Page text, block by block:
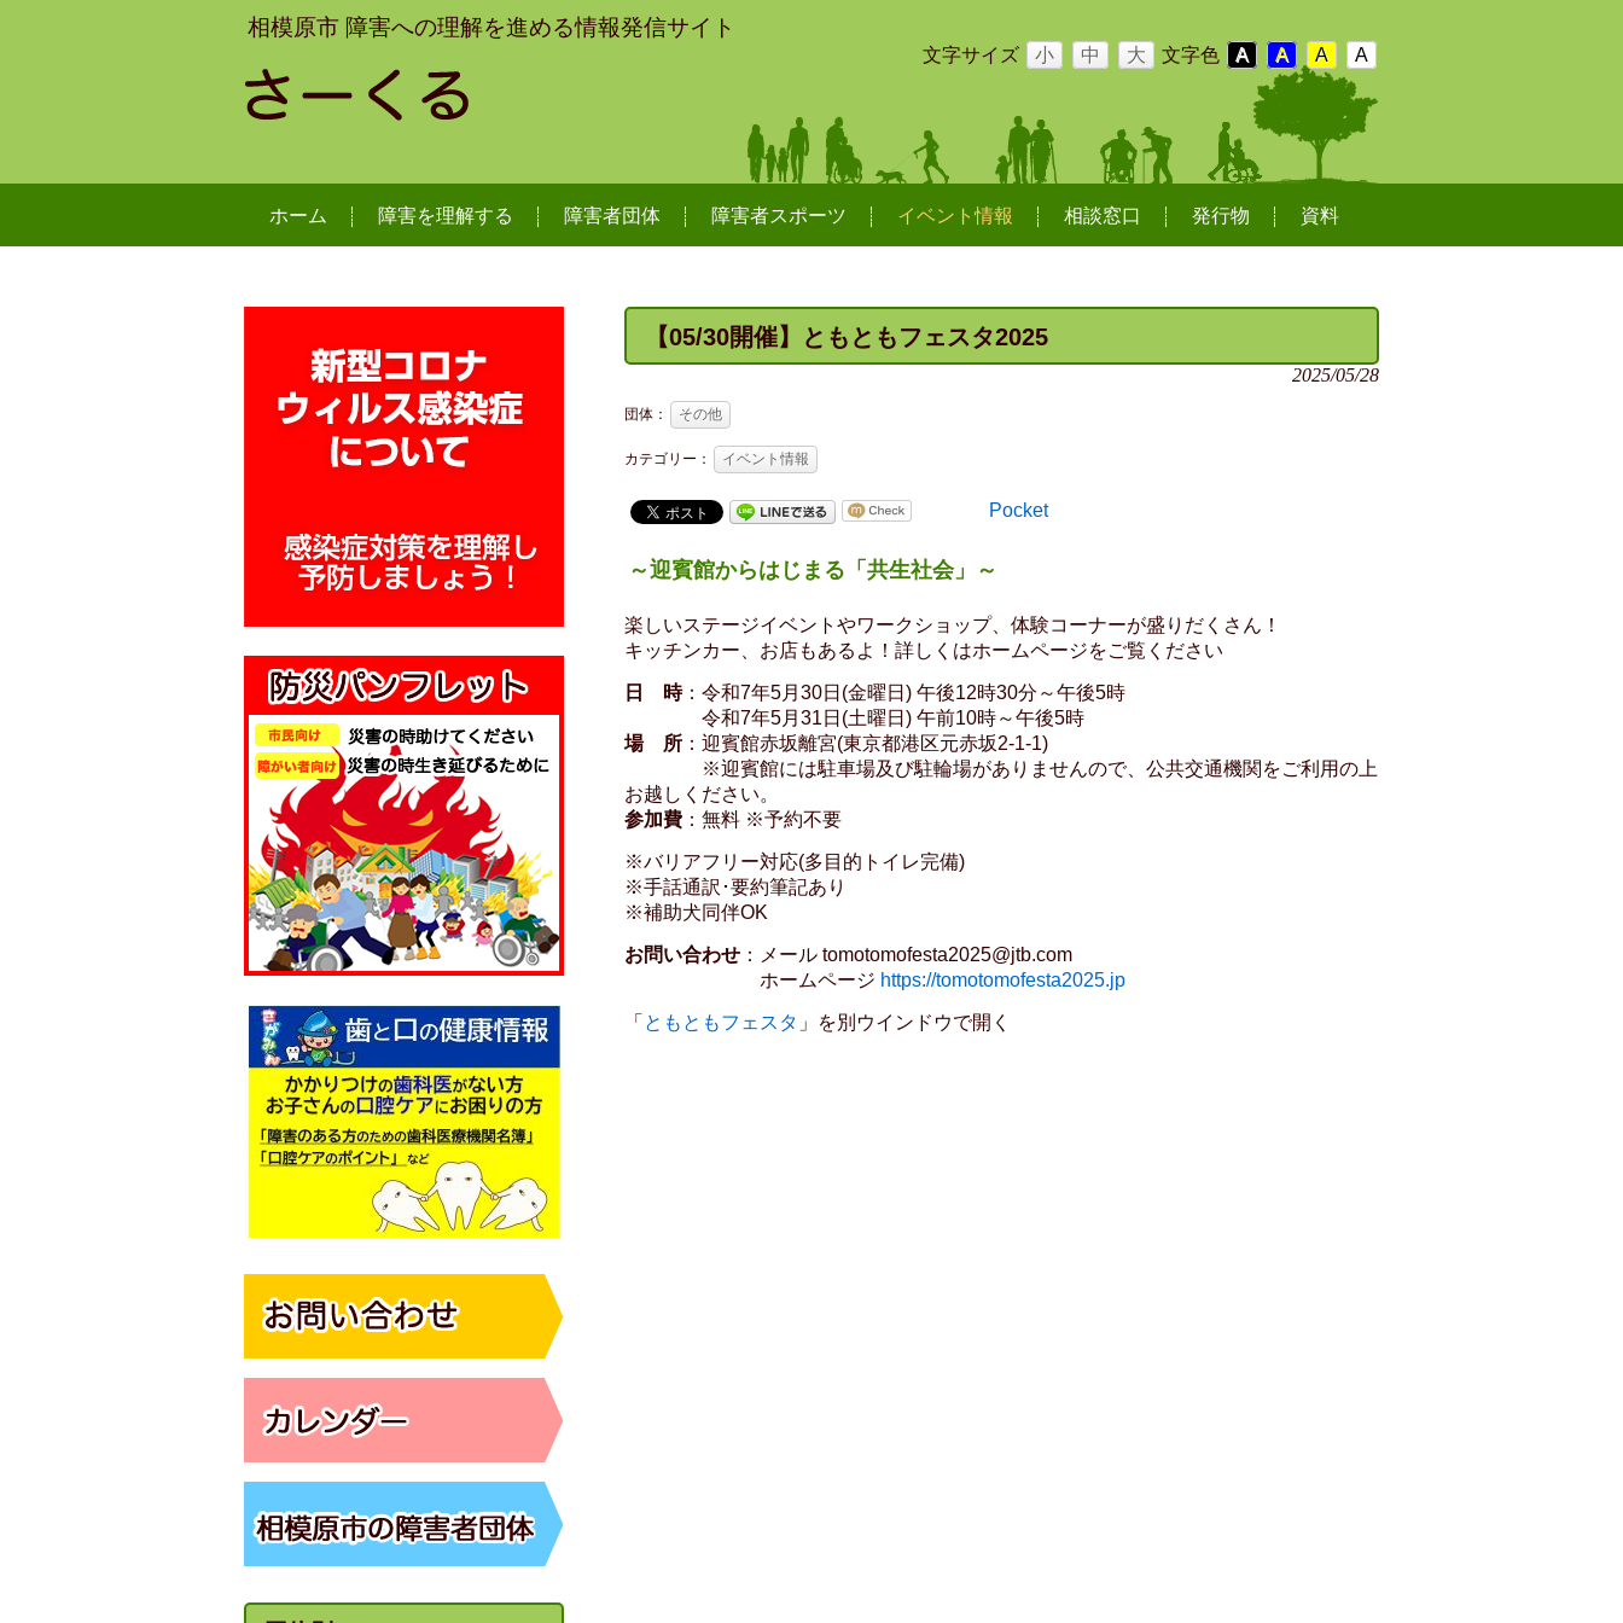
相模原市 障害への理解を進める情報発信サイト
文字サイズ 小 中 大 文字色 A A A A
ホーム 障害を理解する 障害者団体 障害者スポーツ イベント情報 相談窓口 発行物 資料
【05/30開催】ともともフェスタ2025
2025/05/28
団体： その他
カテゴリー： イベント情報
Pocket
～迎賓館からはじまる「共生社会」～
楽しいステージイベントやワークショップ、体験コーナーが盛りだくさん！
キッチンカー、お店もあるよ！詳しくはホームページをご覧ください
日 時：令和7年5月30日(金曜日) 午後12時30分～午後5時
令和7年5月31日(土曜日) 午前10時～午後5時
場 所 ：迎賓館赤坂離宮(東京都港区元赤坂2-1-1)
※迎賓館には駐車場及び駐輪場がありませんので、公共交通機関をご利用の上
お越しください。
参加費 ：無料 ※予約不要
※バリアフリー対応(多目的トイレ完備)
※手話通訳･要約筆記あり
※補助犬同伴OK
お問い合わせ ：メール tomotomofesta2025@jtb.com
ホームページ https://tomotomofesta2025.jp
「 ともともフェスタ 」を別ウインドウで開く